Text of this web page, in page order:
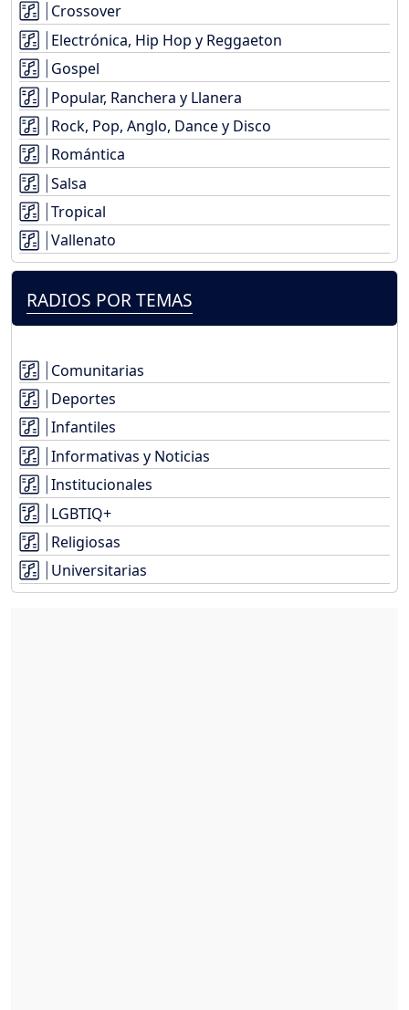
Crossover
Electrónica, Hip Hop y Reggaeton
Gospel
Popular, Ranchera y Llanera
Rock, Pop, Anglo, Dance y Disco
Romántica
Salsa
Tropical
Vallenato
RADIOS POR TEMAS
Comunitarias
Deportes
Infantiles
Informativas y Noticias
Institucionales
LGBTIQ+
Religiosas
Universitarias